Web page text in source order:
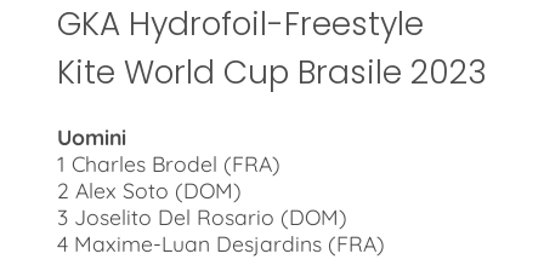
GKA Hydrofoil-Freestyle
Kite World Cup Brasile 2023
Uomini
1 Charles Brodel (FRA)
2 Alex Soto (DOM)
3 Joselito Del Rosario (DOM)
4 Maxime-Luan Desjardins (FRA)